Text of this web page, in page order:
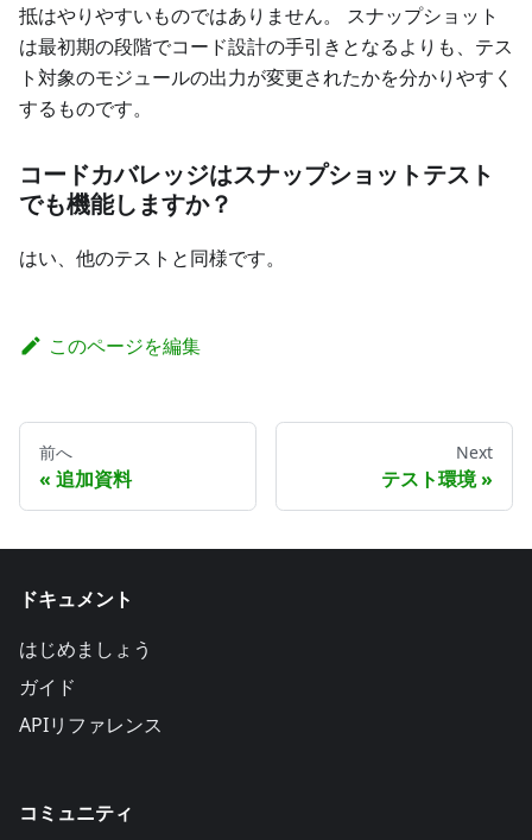
抵はやりやすいものではありません。 スナップショット
は最初期の段階でコード設計の手引きとなるよりも、テス
ト対象のモジュールの出力が変更されたかを分かりやすく
するものです。
コードカバレッジはスナップショットテスト
でも機能しますか？
はい、他のテストと同様です。
このページを編集
前へ
追加資料
Next
テスト環境
ドキュメント
はじめましょう
ガイド
APIリファレンス
コミュニティ